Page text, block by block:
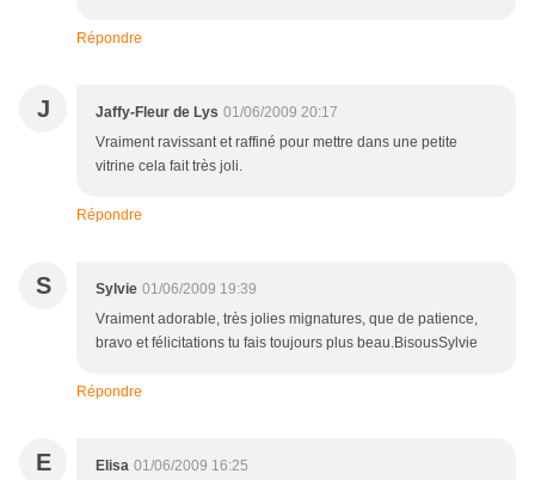
Répondre
J Jaffy-Fleur de Lys 01/06/2009 20:17
Vraiment ravissant et raffiné pour mettre dans une petite
vitrine cela fait très joli.
Répondre
S Sylvie 01/06/2009 19:39
Vraiment adorable, très jolies mignatures, que de patience,
bravo et félicitations tu fais toujours plus beau.BisousSylvie
Répondre
E Elisa 01/06/2009 16:25